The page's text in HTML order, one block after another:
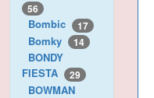
56
Bombic 17
Bomky 14
BONDY
FIESTA
29
BOWMAN